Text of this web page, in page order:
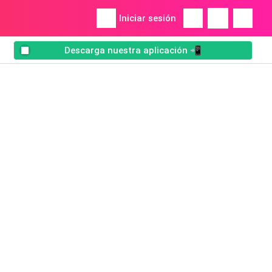
Iniciar sesión
Descarga nuestra aplicación 📲